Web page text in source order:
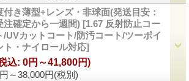
付き薄型+レンズ・非球面(発送目安：
注確定から一週間) [1.67 反射防止コー
/UVカットコート/防汚コート/ツーポイ
ト・ナイロール対応]
～38,000円(税別)
込: 0円～41,800円)